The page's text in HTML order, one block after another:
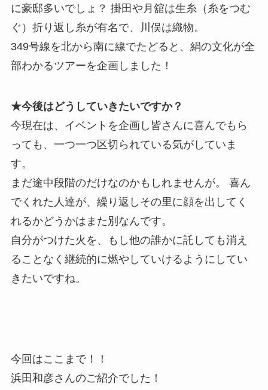
に豪邸多いでしょ？ 掛田や月舘は生糸（糸をつむ
ぐ）折り返し糸が有名で、川俣は織物。
349号線を北から南に線でたどると、絹の文化が全
部わかるツアーを企画しました！
★今後はどうしていきたいですか？
今現在は、イベントを企画し皆さんに喜んでもら
っても、一つ一つ区切られている気がしていま
す。
まだ途中段階のだけなのかもしれませんが。 喜ん
でくれた人達が、繰り返しその里に顔を出してく
れるかどうかはまた別なんです。
自分がつけた火を、もし他の誰かに託しても消え
ることなく継続的に燃やしていけるようにしてい
きたいですね。
今回はここまで！！
浜田和彦さんのご紹介でした！